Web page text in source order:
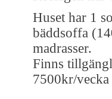
Huset har 1
bäddsoffa
madrasser.
Finns
7500kr/vecka